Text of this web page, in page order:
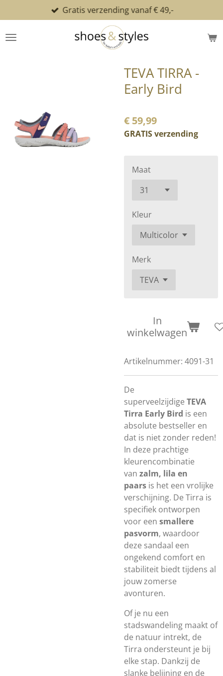
direct
naar
Gratis verzending vanaf € 49,-
TEVA TIRRA -
Early Bird
€ 59,99
GRATIS verzending
Maat
Kleur
Merk
In
winkelwagen
Artikelnummer: 4091-31
De
superveelzijdige TEVA
Tirra Early Bird is een
absolute bestseller en
dat is niet zonder reden!
In deze prachtige
kleurencombinatie
van zalm, lila en
paars is het een vrolijke
verschijning. De Tirra is
specifiek ontworpen
voor een smallere
pasvorm, waardoor
deze sandaal een
ongekend comfort en
stabiliteit biedt tijdens al
jouw zomerse
avonturen.
Of je nu een
stadswandeling maakt of
de natuur intrekt, de
Tirra ondersteunt je bij
elke stap. Dankzij de
slanke belijning en de